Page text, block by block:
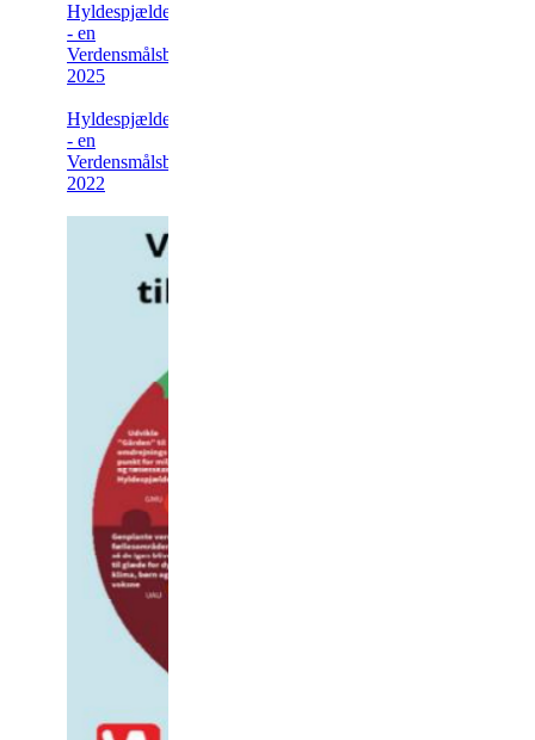
Hyldespjældet
- en
Verdensmålsbebyggelse
2025
Hyldespjældet
- en
Verdensmålsbebyggelse
2022